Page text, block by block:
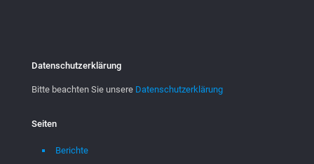
Datenschutzerklärung
Bitte beachten Sie unsere Datenschutzerklärung
Seiten
Berichte